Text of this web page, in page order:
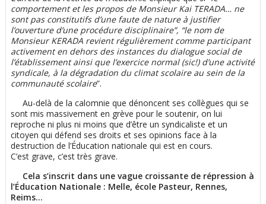
comportement et les propos de Monsieur Kai TERADA… ne
sont pas constitutifs d’une faute de nature à justifier
l’ouverture d’une procédure disciplinaire”, “le nom de
Monsieur KERADA revient régulièrement comme participant
activement en dehors des instances du dialogue social de
l’établissement ainsi que l’exercice normal (sic!) d’une activité
syndicale, à la dégradation du climat scolaire au sein de la
communauté scolaire”.
Au-delà de la calomnie que dénoncent ses collègues qui se
sont mis massivement en grève pour le soutenir, on lui
reproche ni plus ni moins que d’être un syndicaliste et un
citoyen qui défend ses droits et ses opinions face à la
destruction de l’Éducation nationale qui est en cours.
C’est grave, c’est très grave.
Cela s’inscrit dans une vague croissante de répression à
l’Éducation Nationale : Melle, école Pasteur, Rennes,
Reims…